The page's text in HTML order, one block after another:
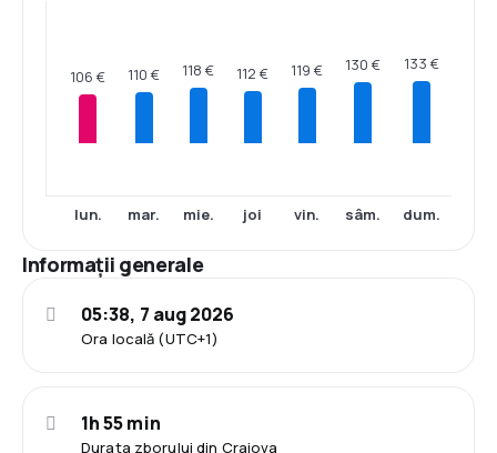
106 €
lun.
110 €
mar.
118 €
mie.
112 €
joi
119 €
vin.
130 €
sâm.
133 €
dum.
Informații generale
Ora locală (UTC+1)
05:38, 7 aug 2026
Durata zborului din Craiova
1h 55 min